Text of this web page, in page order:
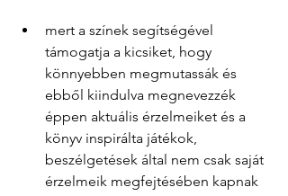
mert a színek segítségével
támogatja a kicsiket, hogy
könnyebben megmutassák és
ebből kiindulva megnevezzék
éppen aktuális érzelmeiket és a
könyv inspirálta játékok,
beszélgetések által nem csak saját
érzelmeik megfejtésében kapnak